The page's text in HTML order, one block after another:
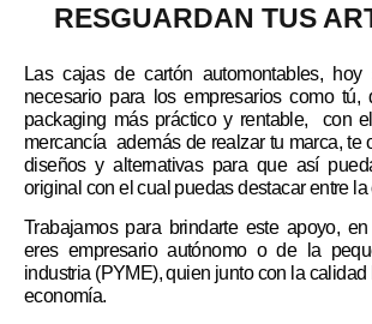
RESGUARDAN TUS
Las cajas de cartón automontables,
necesario para los empresarios como tú,
packaging más práctico y rentable, con
mercancía además de realzar tu marca, te
diseños y alternativas para que así
original con el cual puedas destacar entre
Trabajamos para brindarte este apoyo,
eres empresario autónomo o de la
industria (PYME), quien junto con la
economía.